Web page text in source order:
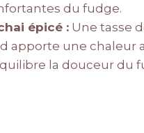
du fudge.
épicé : Une tasse
apporte une chaleur
la douceur du